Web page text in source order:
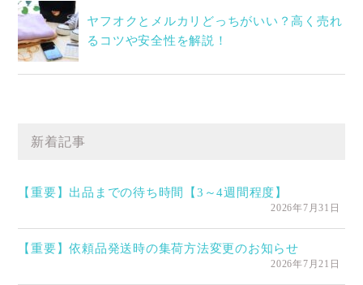
ヤフオクとメルカリどっちがいい？高く売れ
るコツや安全性を解説！
新着記事
【重要】出品までの待ち時間【3～4週間程度】
2026年7月31日
【重要】依頼品発送時の集荷方法変更のお知らせ
2026年7月21日